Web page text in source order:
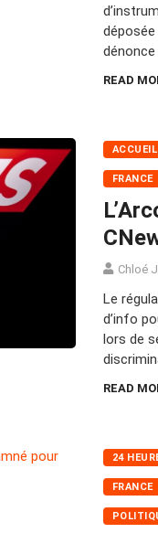
déposée
dénonce
READ
ACCUEIL
FRANCE
Chloé
Le
d’info
lors de
READ
24
FRANCE